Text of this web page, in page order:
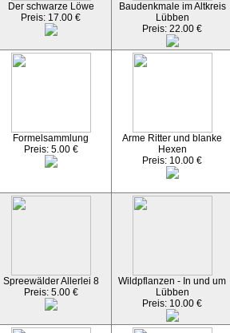
Der schwarze Löwe
Preis: 17.00 €
Baudenkmale im Altkreis
Lübben
Preis: 22.00 €
Formelsammlung
Preis: 5.00 €
Arme Ritter und blanke
Hexen
Preis: 10.00 €
Spreewälder Allerlei 8
Preis: 5.00 €
Wildpflanzen - In und um
Lübben
Preis: 10.00 €